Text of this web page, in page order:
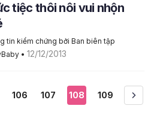
tiệc thôi nôi vui nhộn
tin kiểm chứng bởi Ban biên tập
• 12/12/2013
106 107 108 109